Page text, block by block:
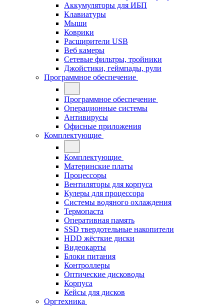
Аккумуляторы для ИБП
Клавиатуры
Мыши
Коврики
Расширители USB
Веб камеры
Сетевые фильтры, тройники
Джойстики, геймпады, рули
Программное обеспечение
Программное обеспечение
Операционные системы
Антивирусы
Офисные приложения
Комплектующие
Комплектующие
Материнские платы
Процессоры
Вентиляторы для корпуса
Кулеры для процессора
Системы водяного охлаждения
Термопаста
Оперативная память
SSD твердотельные накопители
HDD жёсткие диски
Видеокарты
Блоки питания
Контроллеры
Оптические дисководы
Корпуса
Кейсы для дисков
Оргтехника